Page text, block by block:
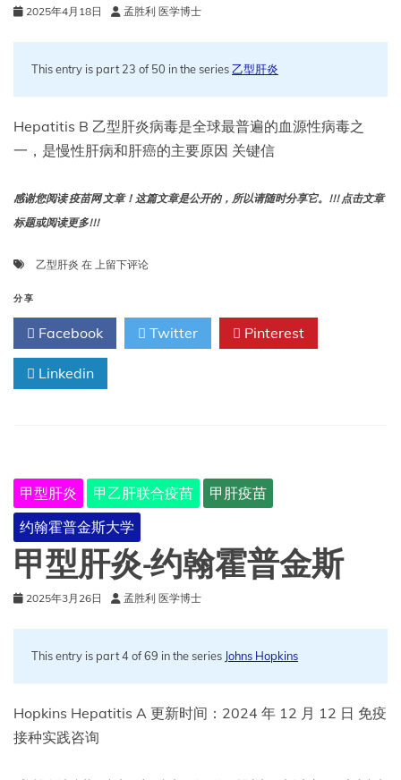
2025年4月18日 孟胜利 医学博士
This entry is part 23 of 50 in the series乙型肝炎
Hepatitis B 乙型肝炎病毒是全球最普遍的血源性病毒之
一，是慢性肝病和肝癌的主要原因 关键信
感谢您阅读 疫苗网 文章！这篇文章是公开的，所以请随时分享它。!!! 点击文章
标题或阅读更多!!!
乙型肝炎 在 乙
炎
上留下评论
分享
Facebook Twitter Pinterest
Linkedin
甲型肝炎 甲乙肝联合疫苗
甲肝疫苗
约翰霍普金斯大学
甲型肝炎-约翰霍普金斯
2025年3月26日 孟胜利 医学博士
This entry is part 4 of 69 in the series Johns Hopkins
Hopkins Hepatitis A 更新时间：2024 年 12 月 12 日 免疫
接种实践咨询